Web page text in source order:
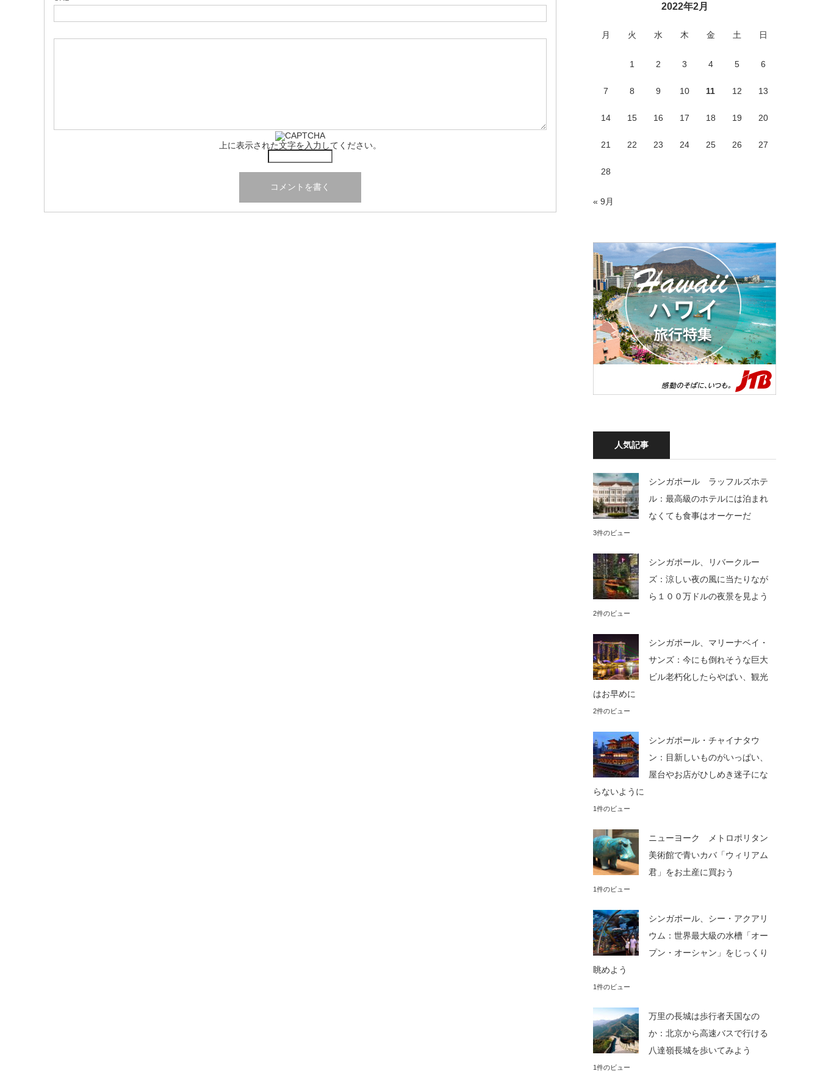
上に表示された文字を入力してください。
2022年2月
月 火 水 木 金 土 日
1 2 3 4 5 6
7 8 9 10 11 12 13
14 15 16 17 18 19 20
21 22 23 24 25 26 27
28
« 9月
人気記事
シンガポール ラッフルズホテ
ル：最高級のホテルには泊まれ
なくても食事はオーケーだ
3件のビュー
シンガポール、リバークルー
ズ：涼しい夜の風に当たりなが
ら１００万ドルの夜景を見よう
2件のビュー
シンガポール、マリーナベイ・
サンズ：今にも倒れそうな巨大
ビル老朽化したらやばい、観光
はお早めに
2件のビュー
シンガポール・チャイナタウ
ン：目新しいものがいっぱい、
屋台やお店がひしめき迷子にな
らないように
1件のビュー
ニューヨーク メトロポリタン
美術館で青いカバ「ウィリアム
君」をお土産に買おう
1件のビュー
シンガポール、シー・アクアリ
ウム：世界最大級の水槽「オー
プン・オーシャン」をじっくり
眺めよう
1件のビュー
万里の長城は歩行者天国なの
か：北京から高速バスで行ける
八達嶺長城を歩いてみよう
1件のビュー